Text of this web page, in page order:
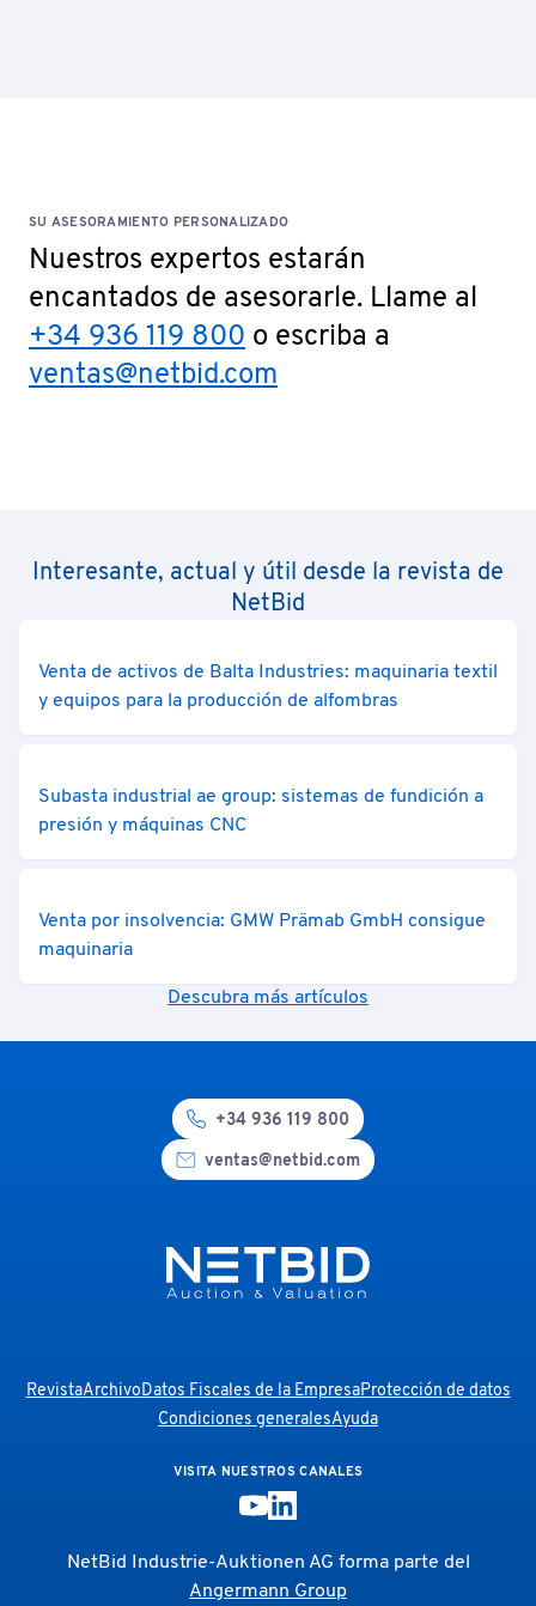
SU ASESORAMIENTO PERSONALIZADO
Nuestros expertos estarán
encantados de asesorarle. Llame al
+34 936 119 800 o escriba a
ventas@netbid.com
Interesante, actual y útil desde la revista de
NetBid
Venta de activos de Balta Industries: maquinaria textil
y equipos para la producción de alfombras
Subasta industrial ae group: sistemas de fundición a
presión y máquinas CNC
Venta por insolvencia: GMW Prämab GmbH consigue
maquinaria
Descubra más artículos
+34 936 119 800
ventas@netbid.com
RevistaArchivoDatos Fiscales de la EmpresaProtección de datos
Condiciones generalesAyuda
VISITA NUESTROS CANALES
NetBid Industrie-Auktionen AG forma parte del
Angermann Group